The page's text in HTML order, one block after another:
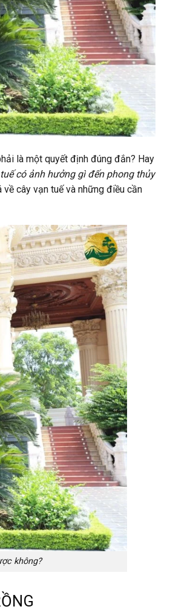
là một quyết định đúng đắn? Hay
có ảnh hưởng gì đến phong thủy
cây vạn tuế và những điều cần
không?